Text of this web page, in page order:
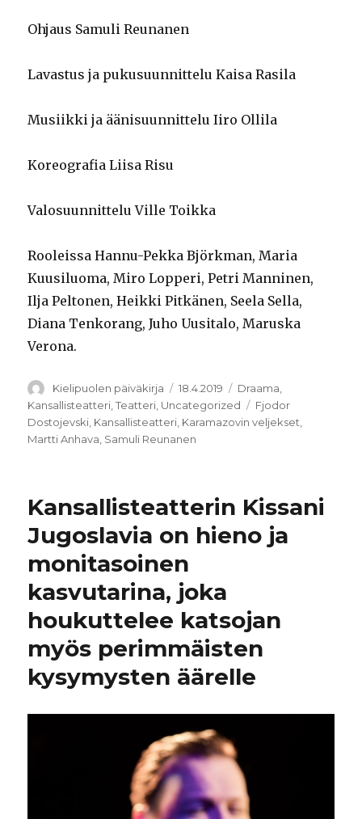
Ohjaus Samuli Reunanen
Lavastus ja pukusuunnittelu Kaisa Rasila
Musiikki ja äänisuunnittelu Iiro Ollila
Koreografia Liisa Risu
Valosuunnittelu Ville Toikka
Rooleissa Hannu-Pekka Björkman, Maria
Kuusiluoma, Miro Lopperi, Petri Manninen,
Ilja Peltonen, Heikki Pitkänen, Seela Sella,
Diana Tenkorang, Juho Uusitalo, Maruska
Verona.
Kirjoittaja
Kielipuolen päiväkirja Julkaistu
18.4.2019 Kategoriat
Draama
Kansallisteatteri ,Teatteri Uncategorized Avainsanat
Fjodor
Dostojevski Kansallisteatteri Karamazovin veljekset
Martti Anhava Samuli Reunanen
Kansallisteatterin Kissani
Jugoslavia on hieno ja
monitasoinen
kasvutarina, joka
houkuttelee katsojan
myös perimmäisten
kysymysten äärelle